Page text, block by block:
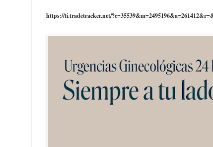
https://ti.tradetracker.net/